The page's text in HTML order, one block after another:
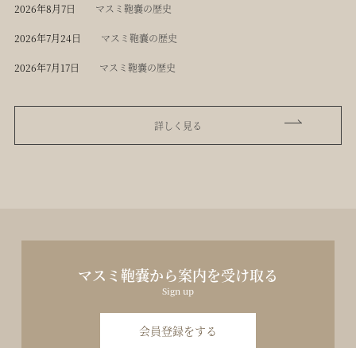
2026年8月7日 マスミ鞄嚢の歴史
2026年7月24日 マスミ鞄嚢の歴史
2026年7月17日 マスミ鞄嚢の歴史
詳しく見る
マスミ鞄嚢から案内を受け取る
Sign up
会員登録をする